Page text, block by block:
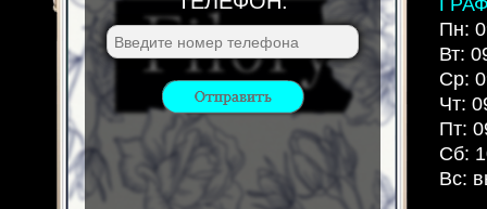
Пн:
Вт:
Ср:
Чт:
Пт:
Сб:
Вс: